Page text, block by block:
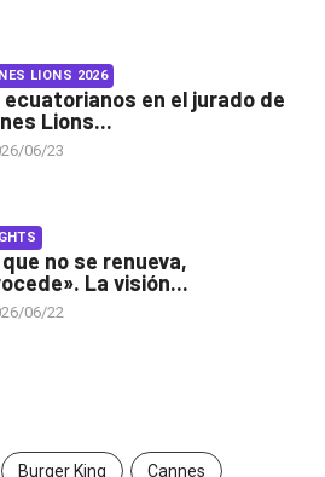
LIONS 2026
ecuatorianos en el jurado de
Lions...
06/23
no se renueva,
La visión...
06/22
Burger King Cannes